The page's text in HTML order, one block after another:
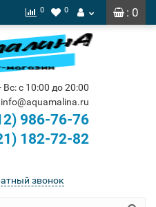
: 0
0 0
Вс: с 10:00 до 20:00
info@aquamalina.ru
986-76-76
182-72-82
звонок